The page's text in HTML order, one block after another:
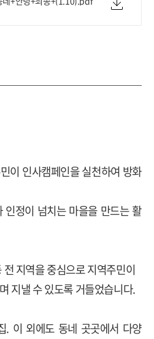
이 인사캠페인을 실천하여 방화
인정이 넘치는 마을을 만드는 활
지역을 중심으로 지역주민이
지낼 수 있도록 거들었습니다.
. 이 외에도 동네 곳곳에서 다양